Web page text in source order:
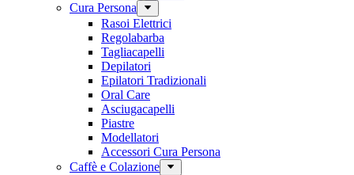
Cura Persona
Rasoi Elettrici
Regolabarba
Tagliacapelli
Depilatori
Epilatori Tradizionali
Oral Care
Asciugacapelli
Piastre
Modellatori
Accessori Cura Persona
Caffè e Colazione